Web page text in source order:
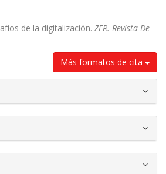
de la digitalización. ZER. Revista De
Más formatos de cita